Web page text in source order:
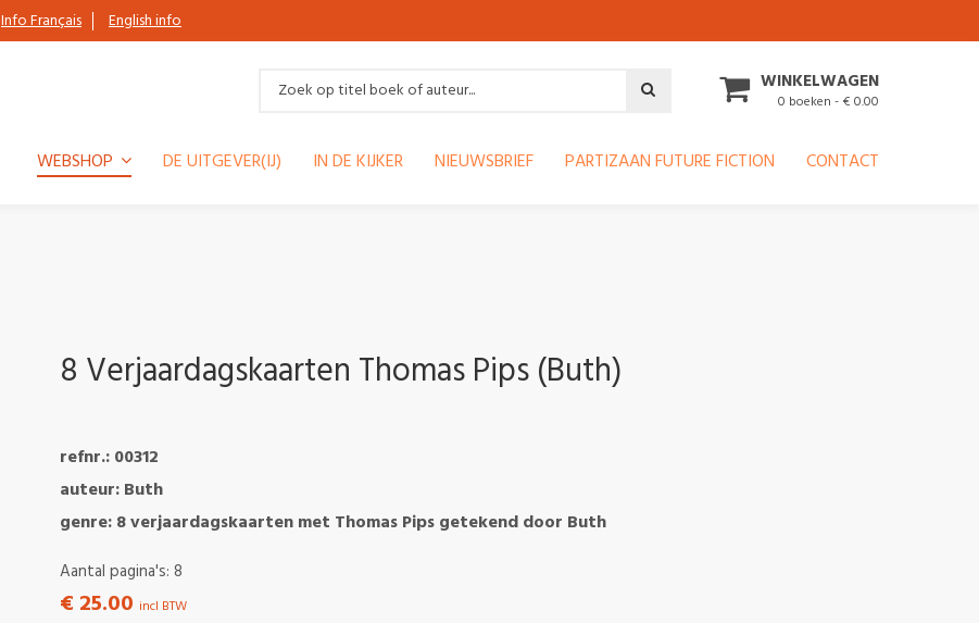
Info Français English info
WINKELWAGEN
0 boeken - € 0.00
WEBSHOP DE UITGEVER(IJ) IN DE KIJKER NIEUWSBRIEF PARTIZAAN FUTURE FICTION CONTACT
8 Verjaardagskaarten Thomas Pips (Buth)
refnr.: 00312
auteur: Buth
genre: 8 verjaardagskaarten met Thomas Pips getekend door Buth
Aantal pagina's: 8
€ 25.00 incl BTW